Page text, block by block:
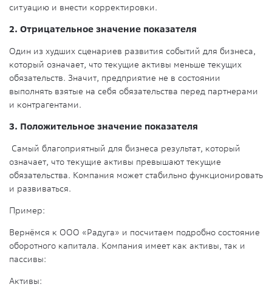
ситуацию и внести корректировки.
2. Отрицательное значение показателя
Один из худших сценариев развития событий для бизнеса,
который означает, что текущие активы меньше текущих
обязательств. Значит, предприятие не в состоянии
выполнять взятые на себя обязательства перед партнерами
и контрагентами.
3. Положительное значение показателя
Самый благоприятный для бизнеса результат, который
означает, что текущие активы превышают текущие
обязательства. Компания может стабильно функционировать
и развиваться.
Пример:
Вернёмся к ООО «Радуга» и посчитаем подробно состояние
оборотного капитала. Компания имеет как активы, так и
пассивы:
Активы: